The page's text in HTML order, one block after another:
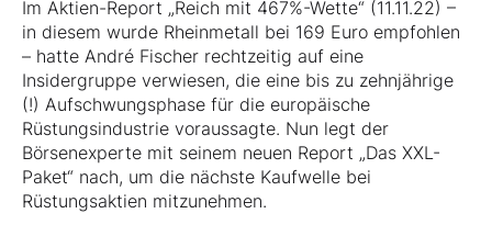
Im Aktien-Report „Reich mit 467%-Wette“ (11.11.22) –
in diesem wurde Rheinmetall bei 169 Euro empfohlen
– hatte André Fischer rechtzeitig auf eine
Insidergruppe verwiesen, die eine bis zu zehnjährige
(!) Aufschwungsphase für die europäische
Rüstungsindustrie voraussagte. Nun legt der
Börsenexperte mit seinem neuen Report „Das XXL-
Paket“ nach, um die nächste Kaufwelle bei
Rüstungsaktien mitzunehmen.